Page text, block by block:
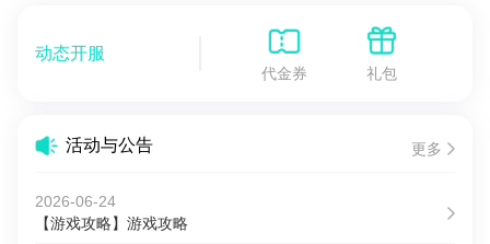
动态开服
代金券 礼包
活动与公告 更多
2026-06-24
【游戏攻略】游戏攻略